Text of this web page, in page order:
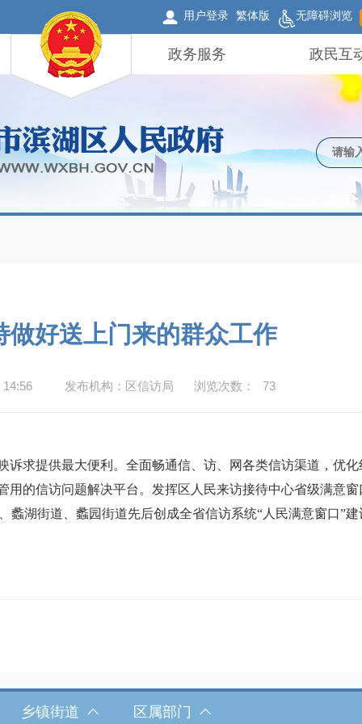
用户登录 繁体版 无障碍浏览
政务服务 政民互
做好送上门来的群众工作
发布机构：区信访局 浏览次数： 73
求提供最大便利。全面畅通信、访、网各类信访渠道，优
的信访问题解决平台。发挥区人民来访接待中心省级满意
蠡湖街道、蠡园街道先后创成全省信访系统“人民满意窗口”
乡镇街道 区属部门